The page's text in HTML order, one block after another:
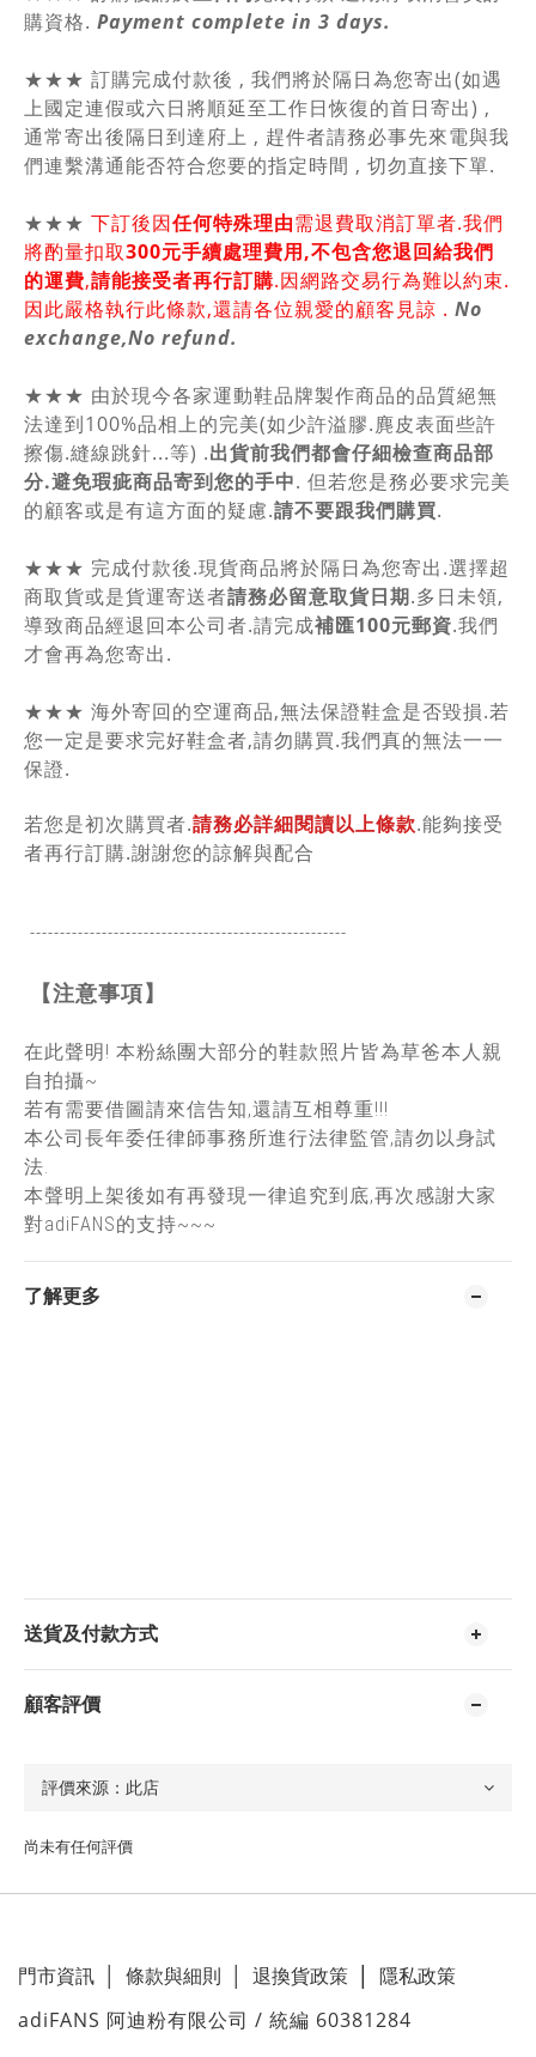
購資格. Payment complete in 3 days.
★★★ 訂購完成付款後 , 我們將於隔日為您寄出(如遇
上國定連假或六日將順延至工作日恢復的首日寄出) ,
通常寄出後隔日到達府上 , 趕件者請務必事先來電與我
們連繫溝通能否符合您要的指定時間 , 切勿直接下單.
★★★ 下訂後因任何特殊理由需退費取消訂單者.我們
將酌量扣取300元手續處理費用,不包含您退回給我們
的運費,請能接受者再行訂購.因網路交易行為難以約束.
因此嚴格執行此條款,還請各位親愛的顧客見諒 . No
exchange,No refund.
★★★ 由於現今各家運動鞋品牌製作商品的品質絕無
法達到100%品相上的完美(如少許溢膠.麂皮表面些許
擦傷.縫線跳針...等) .出貨前我們都會仔細檢查商品部
分.避免瑕疵商品寄到您的手中. 但若您是務必要求完美
的顧客或是有這方面的疑慮.請不要跟我們購買.
★★★ 完成付款後.現貨商品將於隔日為您寄出.選擇超
商取貨或是貨運寄送者請務必留意取貨日期.多日未領,
導致商品經退回本公司者.請完成補匯100元郵資.我們
才會再為您寄出.
★★★ 海外寄回的空運商品,無法保證鞋盒是否毀損.若
您一定是要求完好鞋盒者,請勿購買.我們真的無法一一
保證.
若您是初次購買者.請務必詳細閱讀以上條款.能夠接受
者再行訂購.謝謝您的諒解與配合
-----------------------------------------------------
【注意事項】
在此聲明! 本粉絲團大部分的鞋款照片皆為草爸本人親
自拍攝~
若有需要借圖請來信告知,還請互相尊重!!!
本公司長年委任律師事務所進行法律監管,請勿以身試
法.
本聲明上架後如有再發現一律追究到底,再次感謝大家
對adiFANS的支持~~~
了解更多
送貨及付款方式
顧客評價
尚未有任何評價
門市資訊 條款與細則 退換貨政策 隱私政策
adiFANS 阿迪粉有限公司 / 統編 60381284